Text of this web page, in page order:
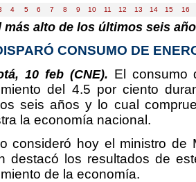
4 5 6 7 8 9 10 11 12 13 14 15 16
más alto de los últimos seis
CONSUMO DE
10 feb (CNE). El consumo
del 4.5 por ciento
seis años y lo cual
la economía nacional.
consideró hoy el ministro de
destacó los resultados de
de la economía.